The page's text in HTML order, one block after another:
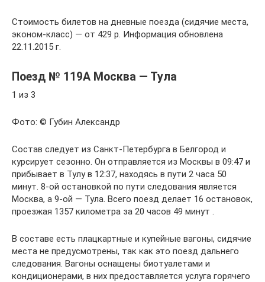
Стоимость билетов на дневные поезда (сидячие места,
эконом-класс) — от 429 р. Информация обновлена
22.11.2015 г.
Поезд № 119А Москва — Тула
1 из 3
Фото: © Губин Александр
Состав следует из Санкт-Петербурга в Белгород и
курсирует сезонно. Он отправляется из Москвы в 09:47 и
прибывает в Тулу в 12:37, находясь в пути 2 часа 50
минут. 8-ой остановкой по пути следования является
Москва, а 9-ой — Тула. Всего поезд делает 16 остановок,
проезжая 1357 километра за 20 часов 49 минут .
В составе есть плацкартные и купейные вагоны, сидячие
места не предусмотрены, так как это поезд дальнего
следования. Вагоны оснащены биотуалетами и
кондиционерами, в них предоставляется услуга горячего